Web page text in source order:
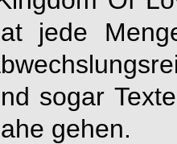
jede
sogar
gehen.